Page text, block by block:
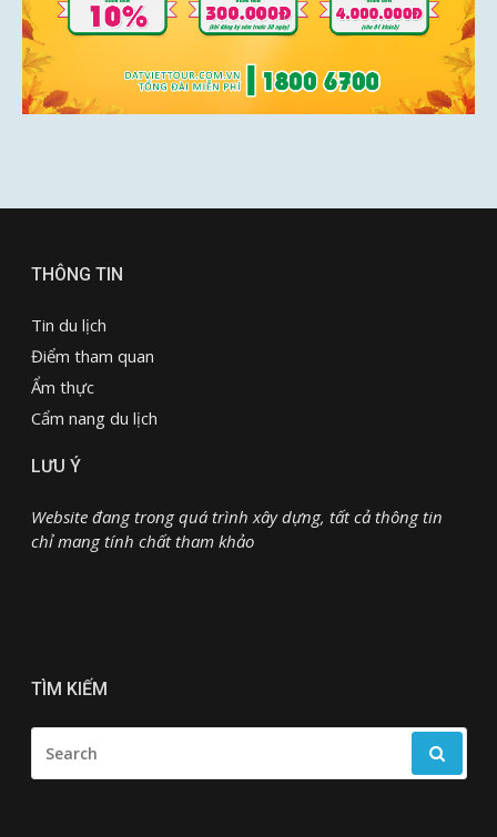
THÔNG TIN
Tin du lịch
Điểm tham quan
Ẩm thực
Cẩm nang du lịch
LƯU Ý
Website đang trong quá trình xây dựng, tất cả thông tin
chỉ mang tính chất tham khảo
TÌM KIẾM
FOR: